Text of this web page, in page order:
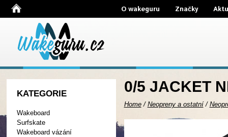
O wakeguru Značky
KATEGORIE
Wakeboard
Surfskate
Wakeboard vázání
0/5 JACKET
Home/ Neopreny a ostatní/